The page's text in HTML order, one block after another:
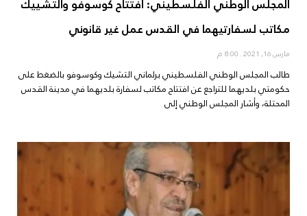
المجلس الوطني الفلسطيني: افتتاح كوسوفو والتشييك
مكاتب لسفارتيهما في القدس عمل غير قانوني
مارس 16, 2021
طالب المجلس الوطني الفلسطيني برلماني التشيك وكوسوفو بالضغط على
حكومتي بلديهما للتراجع عن افتتاح مكاتب لسفارة بلديهما في مدينة القدس
المحتلة، وأشار المجلس الوطني إلى